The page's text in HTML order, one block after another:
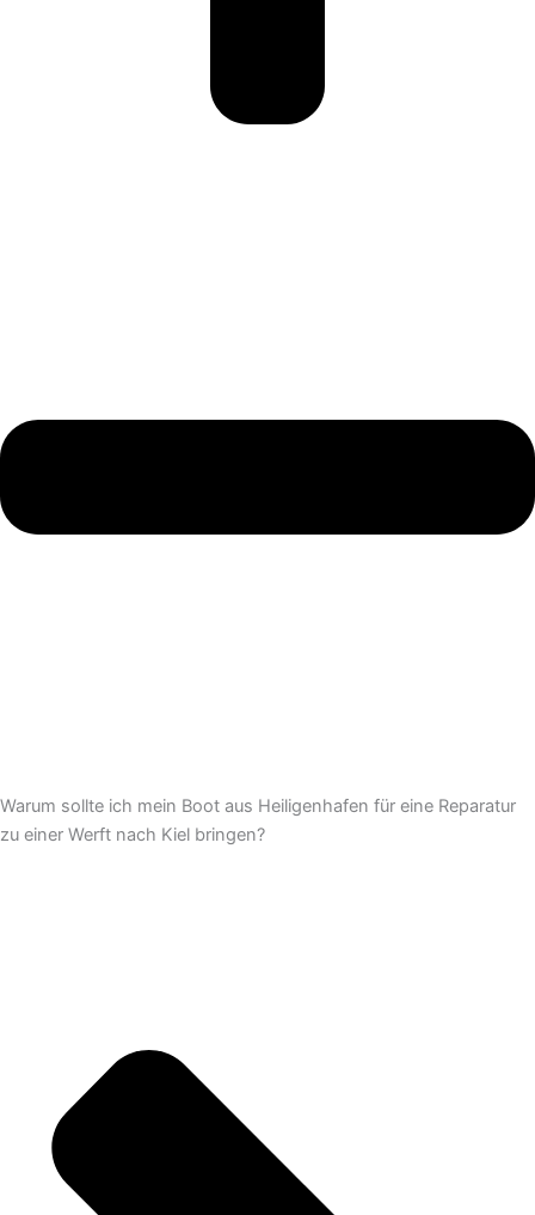
Warum sollte ich mein Boot aus Heiligenhafen für eine Reparatur
zu einer Werft nach Kiel bringen?